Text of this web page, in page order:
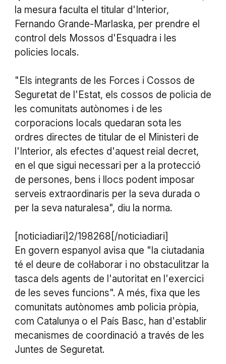
la mesura faculta el titular d'Interior,
Fernando Grande-Marlaska, per prendre el
control dels Mossos d'Esquadra i les
policies locals.
"Els integrants de les Forces i Cossos de
Seguretat de l'Estat, els cossos de policia de
les comunitats autònomes i de les
corporacions locals quedaran sota les
ordres directes de titular de el Ministeri de
l'Interior, als efectes d'aquest reial decret,
en el que sigui necessari per a la protecció
de persones, bens i llocs podent imposar
serveis extraordinaris per la seva durada o
per la seva naturalesa", diu la norma.
[noticiadiari]2/198268[/noticiadiari]
En govern espanyol avisa que "la ciutadania
té el deure de col·laborar i no obstaculitzar la
tasca dels agents de l'autoritat en l'exercici
de les seves funcions". A més, fixa que les
comunitats autònomes amb policia pròpia,
com Catalunya o el País Basc, han d'establir
mecanismes de coordinació a través de les
Juntes de Seguretat.